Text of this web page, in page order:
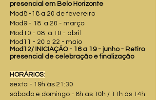
presencial em Belo Horizonte
Mod8 -18 a 20 de fevereiro
Mod9 - 18 a 20 - março
Mod10 - 08 a 10 - abril
Mod11 - 20 a 22 - maio
Mod12/ INICIAÇÃO - 16 a 19 - junho - Retiro
presencial de celebração e finalização
HORÁRIOS:
sexta - 19h às 21:30
sábado e domingo - 8h às 10h / 11h às 14h